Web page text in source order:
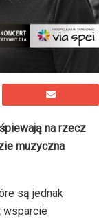
na rzecz
muzyczna
są jednak
wsparcie